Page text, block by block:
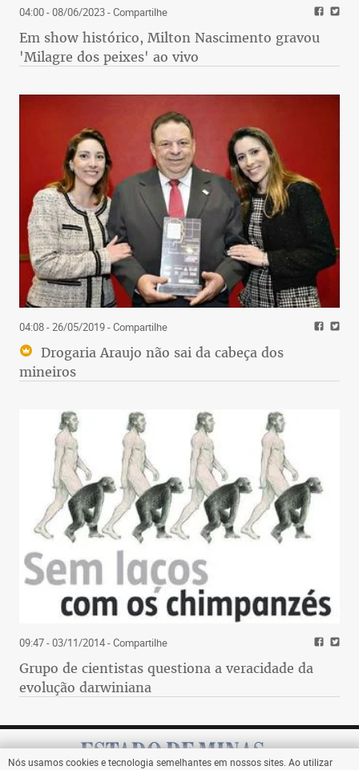
04:00 - 08/06/2023- Compartilhe
Em show histórico, Milton Nascimento gravou
'Milagre dos peixes' ao vivo
04:08 - 26/05/2019- Compartilhe
Drogaria Araujo não sai da cabeça dos
mineiros
09:47 - 03/11/2014- Compartilhe
Grupo de cientistas questiona a veracidade da
evolução darwiniana
Nós usamos cookies e tecnologia semelhantes em nossos sites. Ao utilizar